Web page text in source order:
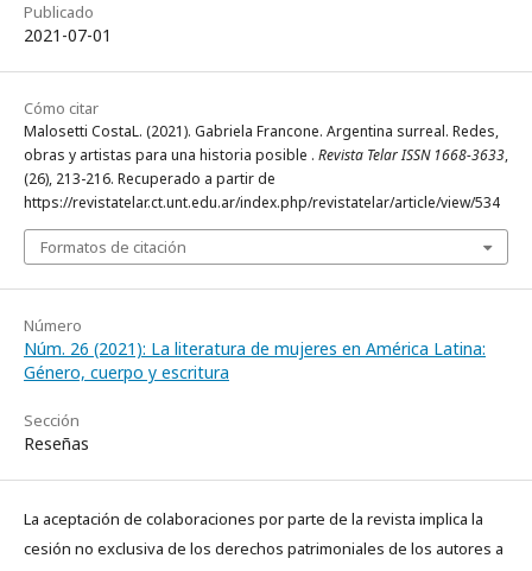
Publicado
2021-07-01
Cómo citar
Malosetti CostaL. (2021). Gabriela Francone. Argentina surreal. Redes,
obras y artistas para una historia posible . Revista Telar ISSN 1668-3633,
(26), 213-216. Recuperado a partir de
https://revistatelar.ct.unt.edu.ar/index.php/revistatelar/article/view/534
Formatos de citación
Número
Núm. 26 (2021): La literatura de mujeres en América Latina:
Género, cuerpo y escritura
Sección
Reseñas
La aceptación de colaboraciones por parte de la revista implica la
cesión no exclusiva de los derechos patrimoniales de los autores a